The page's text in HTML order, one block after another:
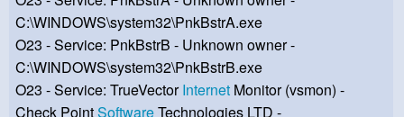
C:\WINDOWS\system32\PnkBstrA.exe
O23 - Service: PnkBstrB - Unknown owner -
C:\WINDOWS\system32\PnkBstrB.exe
O23 - Service: TrueVectorInternet Monitor (vsmon) -
Check PointSoftwareTechnologies LTD -